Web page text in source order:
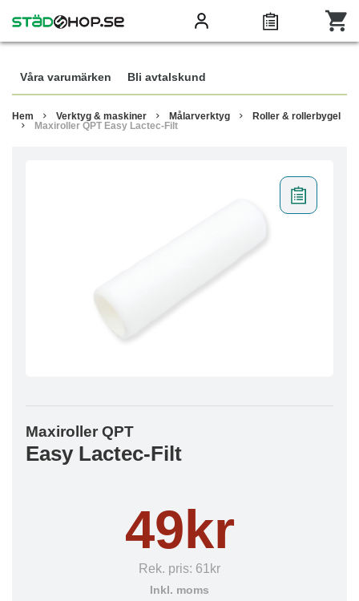
Våra varumärken Bli avtalskund
Hem Verktyg & maskiner Målarverktyg
Roller & rollerbygel
Maxiroller QPT Easy Lactec-Filt
Maxiroller QPT
Easy Lactec-Filt
49kr
Rek. pris: 61kr
Inkl. moms